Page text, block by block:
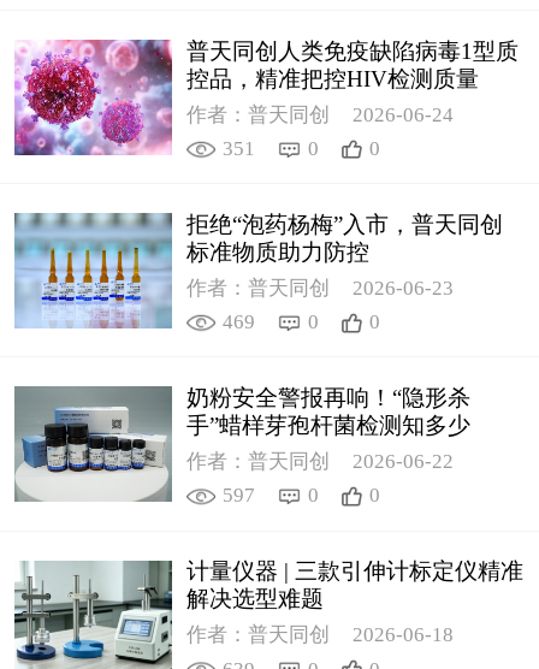
普天同创人类免疫缺陷病毒1型质
控品，精准把控HIV检测质量
作者：普天同创
2026-06-24
351
0 0
拒绝“泡药杨梅”入市，普天同创
标准物质助力防控
作者：普天同创
2026-06-23
469
0 0
奶粉安全警报再响！“隐形杀
手”蜡样芽孢杆菌检测知多少
作者：普天同创
2026-06-22
597
0 0
计量仪器 | 三款引伸计标定仪精准
解决选型难题
作者：普天同创
2026-06-18